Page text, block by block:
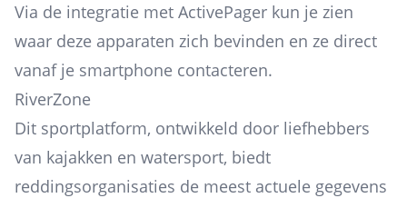
Via de integratie met ActivePager kun je zien
waar deze apparaten zich bevinden en ze direct
vanaf je smartphone contacteren.
RiverZone
Dit sportplatform, ontwikkeld door liefhebbers
van kajakken en watersport, biedt
reddingsorganisaties de meest actuele gegevens